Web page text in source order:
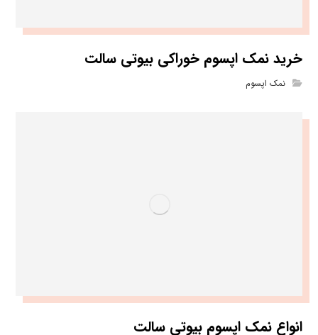
خرید نمک اپسوم خوراکی بیوتی سالت
نمک اپسوم
انواع نمک اپسوم بیوتی سالت